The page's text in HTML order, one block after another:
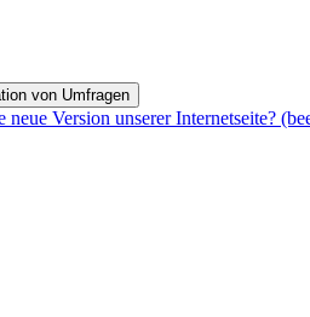
von Umfragen
Version unserer Internetseite?